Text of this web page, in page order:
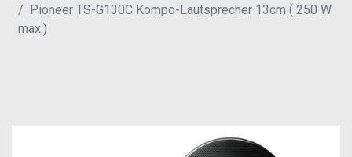
Pioneer TS-G130C Kompo-Lautsprecher 13cm ( 250 W
max.)